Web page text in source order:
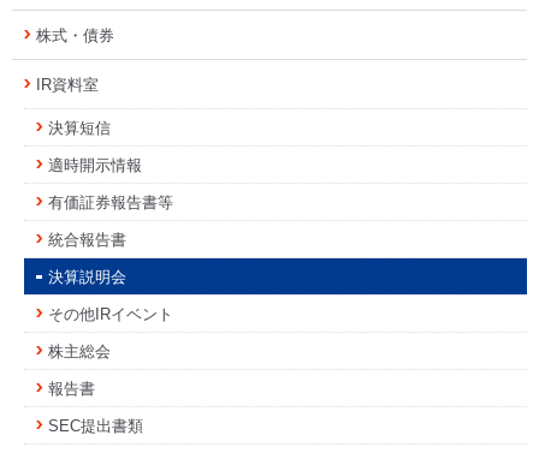
株式・債券
IR資料室
決算短信
適時開示情報
有価証券報告書等
統合報告書
決算説明会
その他IRイベント
株主総会
報告書
SEC提出書類